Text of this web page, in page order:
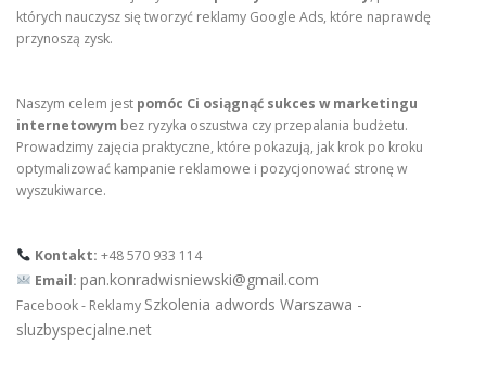
których nauczysz się tworzyć reklamy Google Ads, które naprawdę
przynoszą zysk.
Naszym celem jest pomóc Ci osiągnąć sukces w marketingu
internetowym bez ryzyka oszustwa czy przepalania budżetu.
Prowadzimy zajęcia praktyczne, które pokazują, jak krok po kroku
optymalizować kampanie reklamowe i pozycjonować stronę w
wyszukiwarce.
Kontakt: +48 570 933 114
Email: pan.konradwisniewski@gmail.com
Facebook - Reklamy Szkolenia adwords Warszawa -
sluzbyspecjalne.net